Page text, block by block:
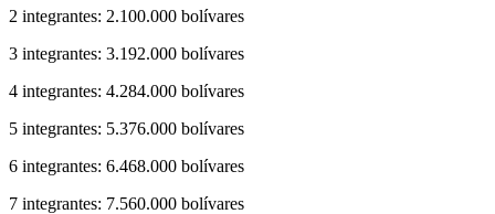
2 integrantes: 2.100.000 bolívares
3 integrantes: 3.192.000 bolívares
4 integrantes: 4.284.000 bolívares
5 integrantes: 5.376.000 bolívares
6 integrantes: 6.468.000 bolívares
7 integrantes: 7.560.000 bolívares